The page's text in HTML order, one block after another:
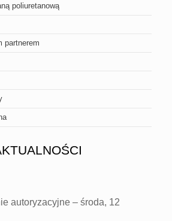
poliuretanową
partnerem
autoryzacyjne – środa, 12